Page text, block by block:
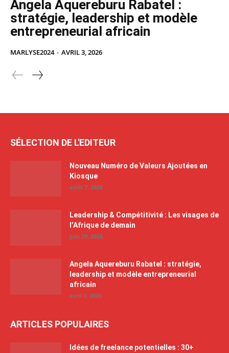
Angela Aquereburu Rabatel :
stratégie, leadership et modèle
entrepreneurial africain
MARLYSE2024 - AVRIL 3, 2026
SÉLECTION DE L'EDITEUR
Nouveau Numéro de Valeurs Ajoutées en
Kiosque
août 7, 2026
Leadership & Compétitivité : Les visages de
l’Afrique de demain
juin 29, 2026
Angela Aquereburu Rabatel : stratégie,
leadership et modèle entrepreneurial
africain
avril 3, 2026
ARTICLES POPULAIRES
Idées de freelance potentielles : 30+